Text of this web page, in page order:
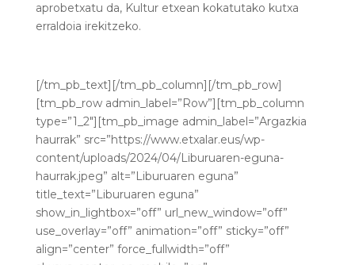
aprobetxatu da, Kultur etxean kokatutako kutxa
erraldoia irekitzeko.
[/tm_pb_text][/tm_pb_column][/tm_pb_row]
[tm_pb_row admin_label=”Row”][tm_pb_column
type=”1_2″][tm_pb_image admin_label=”Argazkia
haurrak” src=”https://www.etxalar.eus/wp-
content/uploads/2024/04/Liburuaren-eguna-
haurrak.jpeg” alt=”Liburuaren eguna”
title_text=”Liburuaren eguna”
show_in_lightbox=”off” url_new_window=”off”
use_overlay=”off” animation=”off” sticky=”off”
align=”center” force_fullwidth=”off”